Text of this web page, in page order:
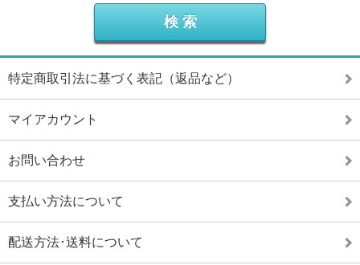
特定商取引法に基づく表記（返品など）
マイアカウント
お問い合わせ
支払い方法について
配送方法･送料について